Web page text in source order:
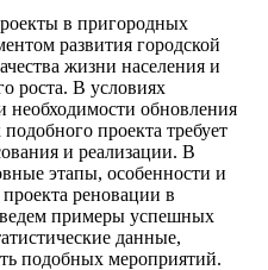
в пригородных
развития городской
жизни населения и
роста. В условиях
необходимости обновления
проекта требует
и реализации. В
этапы, особенности и
реновации в
примеры успешных
данные,
подобных мероприятий.